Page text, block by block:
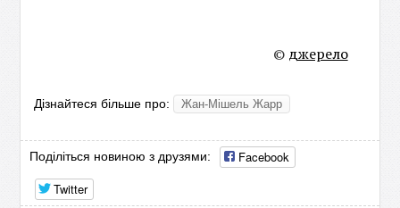
© джерело
Дізнайтеся більше про: Жан-Мішель Жарр
Поділіться новиною з друзями:
Facebook
Twitter